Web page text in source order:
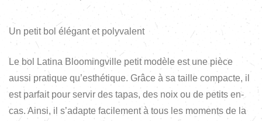
Un petit bol élégant et polyvalent
Le bol Latina Bloomingville petit modèle est une pièce
aussi pratique qu’esthétique. Grâce à sa taille compacte, il
est parfait pour servir des tapas, des noix ou de petits en-
cas. Ainsi, il s’adapte facilement à tous les moments de la